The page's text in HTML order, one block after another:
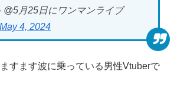
月25日にワンマンライブ
May 4, 2024
すます波に乗っている男性Vtuberで